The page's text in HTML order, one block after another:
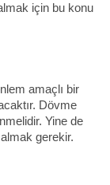
için bu konu
amaçlı bir
Dövme
Yine de
gerekir.